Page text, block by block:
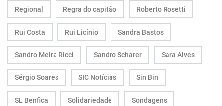
Regional Regra do capitão Roberto Rosetti
Rui Costa Rui Licínio Sandra Bastos
Sandro Meira Ricci Sandro Scharer Sara Alves
Sérgio Soares SIC Notícias Sin Bin
SL Benfica Solidariedade Sondagens